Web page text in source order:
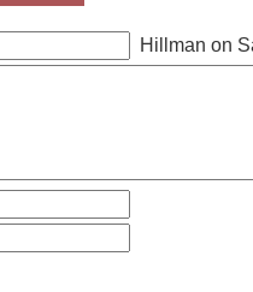
Hillman on